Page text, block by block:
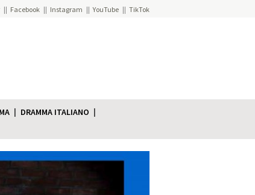
Facebook Instagram YouTube TikTok
DRAMMA ITALIANO